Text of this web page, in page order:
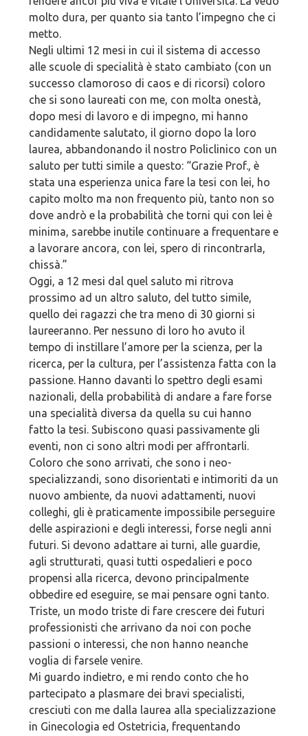
molto dura, per quanto sia tanto l’impegno che ci
metto.
Negli ultimi 12 mesi in cui il sistema di accesso
alle scuole di specialità è stato cambiato (con un
successo clamoroso di caos e di ricorsi) coloro
che si sono laureati con me, con molta onestà,
dopo mesi di lavoro e di impegno, mi hanno
candidamente salutato, il giorno dopo la loro
laurea, abbandonando il nostro Policlinico con un
saluto per tutti simile a questo: “Grazie Prof., è
stata una esperienza unica fare la tesi con lei, ho
capito molto ma non frequento più, tanto non so
dove andrò e la probabilità che torni qui con lei è
minima, sarebbe inutile continuare a frequentare e
a lavorare ancora, con lei, spero di rincontrarla,
chissà.”
Oggi, a 12 mesi dal quel saluto mi ritrova
prossimo ad un altro saluto, del tutto simile,
quello dei ragazzi che tra meno di 30 giorni si
laureeranno. Per nessuno di loro ho avuto il
tempo di instillare l’amore per la scienza, per la
ricerca, per la cultura, per l’assistenza fatta con la
passione. Hanno davanti lo spettro degli esami
nazionali, della probabilità di andare a fare forse
una specialità diversa da quella su cui hanno
fatto la tesi. Subiscono quasi passivamente gli
eventi, non ci sono altri modi per affrontarli.
Coloro che sono arrivati, che sono i neo-
specializzandi, sono disorientati e intimoriti da un
nuovo ambiente, da nuovi adattamenti, nuovi
colleghi, gli è praticamente impossibile perseguire
delle aspirazioni e degli interessi, forse negli anni
futuri. Si devono adattare ai turni, alle guardie,
agli strutturati, quasi tutti ospedalieri e poco
propensi alla ricerca, devono principalmente
obbedire ed eseguire, se mai pensare ogni tanto.
Triste, un modo triste di fare crescere dei futuri
professionisti che arrivano da noi con poche
passioni o interessi, che non hanno neanche
voglia di farsele venire.
Mi guardo indietro, e mi rendo conto che ho
partecipato a plasmare dei bravi specialisti,
cresciuti con me dalla laurea alla specializzazione
in Ginecologia ed Ostetricia, frequentando